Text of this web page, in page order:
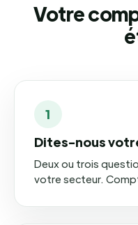
Votre
1
Dites-nous
Deux ou trois
votre secteur.